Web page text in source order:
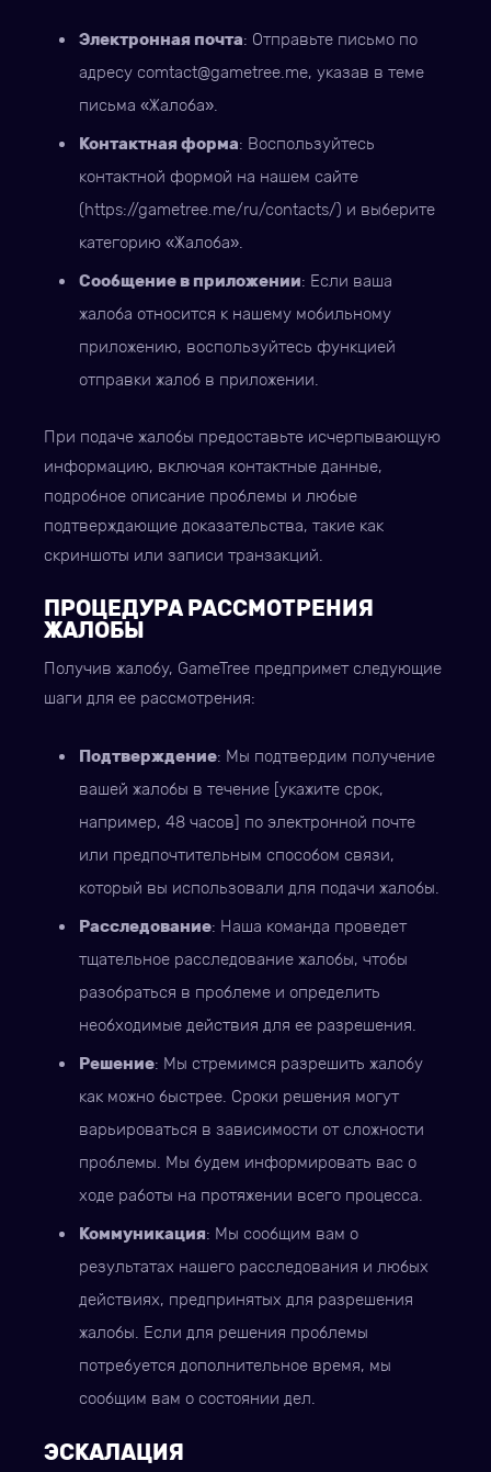
Электронная почта: Отправьте письмо по
адресу comtact@gametree.me, указав в теме
письма «Жалоба».
Контактная форма: Воспользуйтесь
контактной формой на нашем сайте
(https://gametree.me/ru/contacts/) и выберите
категорию «Жалоба».
Сообщение в приложении: Если ваша
жалоба относится к нашему мобильному
приложению, воспользуйтесь функцией
отправки жалоб в приложении.
При подаче жалобы предоставьте исчерпывающую
информацию, включая контактные данные,
подробное описание проблемы и любые
подтверждающие доказательства, такие как
скриншоты или записи транзакций.
ПРОЦЕДУРА РАССМОТРЕНИЯ
ЖАЛОБЫ
Получив жалобу, GameTree предпримет следующие
шаги для ее рассмотрения:
Подтверждение: Мы подтвердим получение
вашей жалобы в течение [укажите срок,
например, 48 часов] по электронной почте
или предпочтительным способом связи,
который вы использовали для подачи жалобы.
Расследование: Наша команда проведет
тщательное расследование жалобы, чтобы
разобраться в проблеме и определить
необходимые действия для ее разрешения.
Решение: Мы стремимся разрешить жалобу
как можно быстрее. Сроки решения могут
варьироваться в зависимости от сложности
проблемы. Мы будем информировать вас о
ходе работы на протяжении всего процесса.
Коммуникация: Мы сообщим вам о
результатах нашего расследования и любых
действиях, предпринятых для разрешения
жалобы. Если для решения проблемы
потребуется дополнительное время, мы
сообщим вам о состоянии дел.
ЭСКАЛАЦИЯ